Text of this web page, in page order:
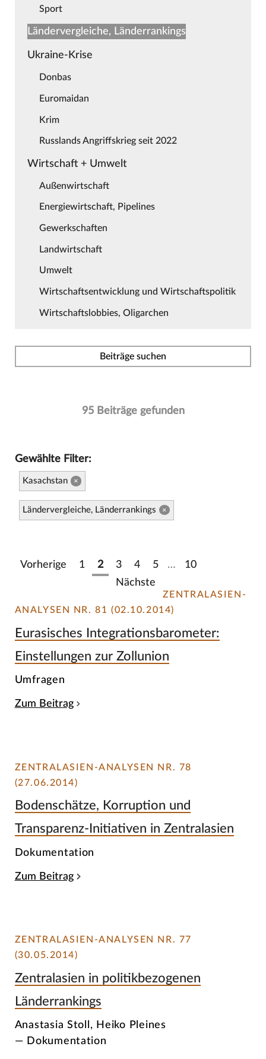
Sport
Ländervergleiche, Länderrankings
Ukraine-Krise
Donbas
Euromaidan
Krim
Russlands Angriffskrieg seit 2022
Wirtschaft + Umwelt
Außenwirtschaft
Energiewirtschaft, Pipelines
Gewerkschaften
Landwirtschaft
Umwelt
Wirtschaftsentwicklung und Wirtschaftspolitik
Wirtschaftslobbies, Oligarchen
Beiträge suchen
95 Beiträge gefunden
Gewählte Filter:
Kasachstan ×
Ländervergleiche, Länderrankings ×
Vorherige 1 2 3 4 5 …
10
Nächste
ZENTRALASIEN-
ANALYSEN NR. 81 (02.10.2014)
Eurasisches Integrationsbarometer:
Einstellungen zur Zollunion
Umfragen
Zum Beitrag
ZENTRALASIEN-ANALYSEN NR. 78
(27.06.2014)
Bodenschätze, Korruption und
Transparenz-Initiativen in Zentralasien
Dokumentation
Zum Beitrag
ZENTRALASIEN-ANALYSEN NR. 77
(30.05.2014)
Zentralasien in politikbezogenen
Länderrankings
Anastasia Stoll, Heiko Pleines
— Dokumentation